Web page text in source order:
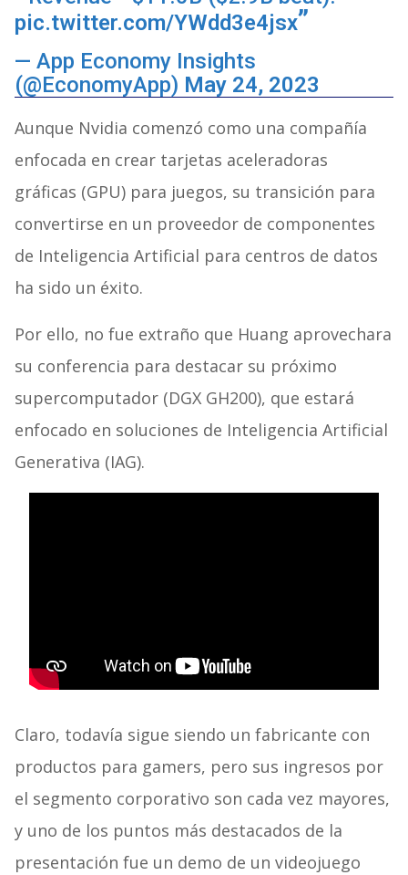
pic.twitter.com/YWdd3e4jsx
— App Economy Insights
(@EconomyApp) May 24, 2023
Aunque Nvidia comenzó como una compañía
enfocada en crear tarjetas aceleradoras
gráficas (GPU) para juegos, su transición para
convertirse en un proveedor de componentes
de Inteligencia Artificial para centros de datos
ha sido un éxito.
Por ello, no fue extraño que Huang aprovechara
su conferencia para destacar su próximo
supercomputador (DGX GH200), que estará
enfocado en soluciones de Inteligencia Artificial
Generativa (IAG).
Claro, todavía sigue siendo un fabricante con
productos para gamers, pero sus ingresos por
el segmento corporativo son cada vez mayores,
y uno de los puntos más destacados de la
presentación fue un demo de un videojuego